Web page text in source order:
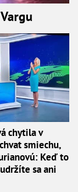
chytila v
smiechu,
Keď to
sa ani